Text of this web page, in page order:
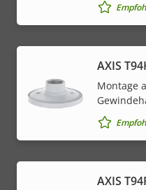
AXIS
Montage
AXIS